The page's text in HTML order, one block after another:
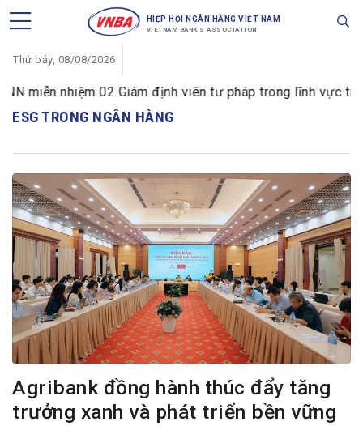
HIỆP HỘI NGÂN HÀNG VIỆT NAM
VIETNAM BANK'S ASSOCIATION
Thứ bảy, 08/08/2026
miễn nhiệm 02 Giám định viên tư pháp trong lĩnh vực tiền
ESG TRONG NGÂN HÀNG
Agribank đồng hành thúc đẩy tăng
trưởng xanh và phát triển bền vững